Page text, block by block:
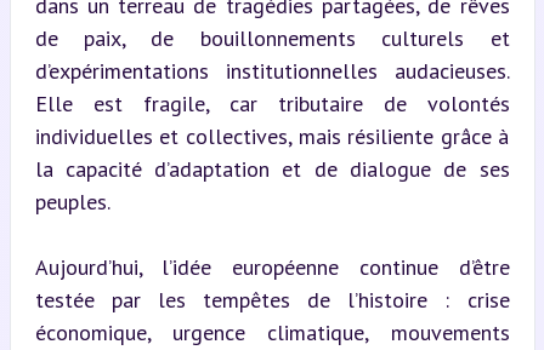
de paix, de bouillonnements culturels et
d’expérimentations institutionnelles audacieuses.
Elle est fragile, car tributaire de volontés
individuelles et collectives, mais résiliente grâce à
la capacité d’adaptation et de dialogue de ses
peuples.
Aujourd’hui, l’idée européenne continue d’être
testée par les tempêtes de l’histoire : crise
économique, urgence climatique, mouvements